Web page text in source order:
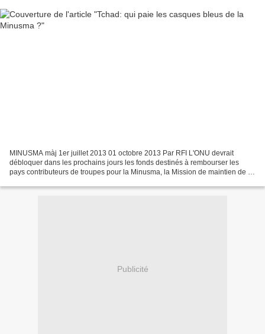
MINUSMA màj 1er juillet 2013 01 octobre 2013 Par RFI L'ONU devrait
débloquer dans les prochains jours les fonds destinés à rembourser les
pays contributeurs de troupes pour la Minusma, la Mission de maintien de la
Publicité